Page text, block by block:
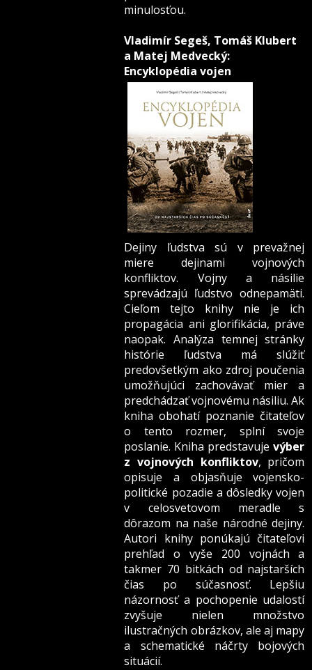
minulosťou.
Vladimír Segeš, Tomáš Klubert
a Matej Medvecký:
Encyklopédia vojen
Dejiny ľudstva sú v prevažnej
miere dejinami vojnových
konfliktov. Vojny a násilie
sprevádzajú ľudstvo odnepamäti.
Cieľom tejto knihy nie je ich
propagácia ani glorifikácia, práve
naopak. Analýza temnej stránky
histórie ľudstva má slúžiť
predovšetkým ako zdroj poučenia
umožňujúci zachovávať mier a
predchádzať vojnovému násiliu. Ak
kniha obohatí poznanie čitateľov
o tento rozmer, splní svoje
poslanie. Kniha predstavujevýber
z vojnových konfliktov, pričom
opisuje a objasňuje vojensko-
politické pozadie a dôsledky vojen
v celosvetovom meradle s
dôrazom na naše národné dejiny.
Autori knihy ponúkajú čitateľovi
prehľad o vyše 200 vojnách a
takmer 70 bitkách od najstarších
čias po súčasnosť. Lepšiu
názornosť a pochopenie udalostí
zvyšuje nielen množstvo
ilustračných obrázkov, ale aj mapy
a schematické náčrty bojových
situácií.